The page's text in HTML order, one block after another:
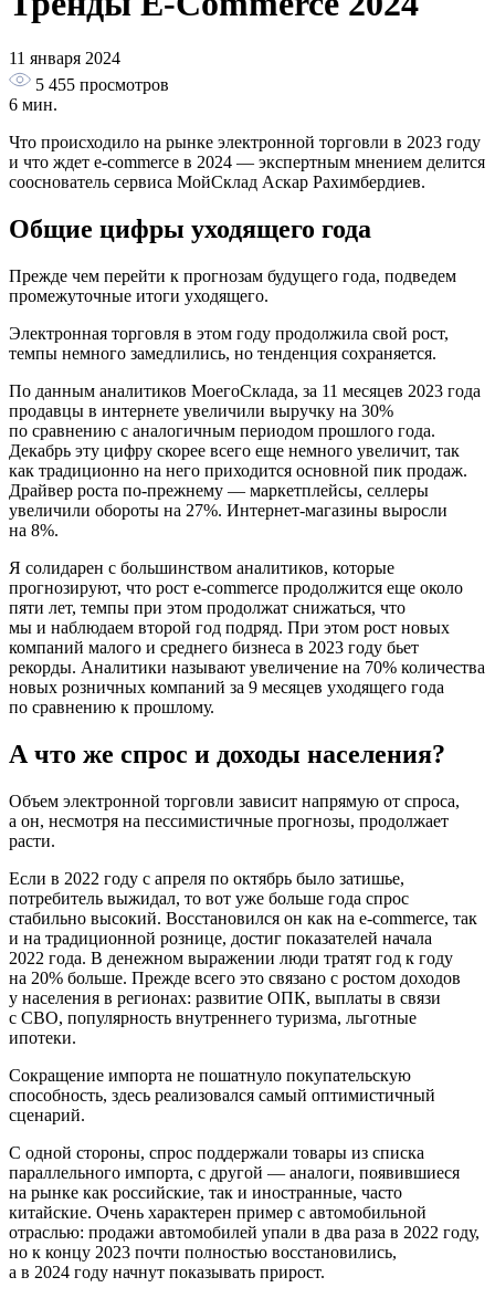
11 января 2024
5 455 просмотров
6 мин.
Что происходило на рынке электронной торговли в 2023 году
и что ждет e‑commerce в 2024 — экспертным мнением делится
сооснователь сервиса МойСклад Аскар Рахимбердиев.
Общие цифры уходящего года
Прежде чем перейти к прогнозам будущего года, подведем
промежуточные итоги уходящего.
Электронная торговля в этом году продолжила свой рост,
темпы немного замедлились, но тенденция сохраняется.
По данным аналитиков МоегоСклада, за 11 месяцев 2023 года
продавцы в интернете увеличили выручку на 30%
по сравнению с аналогичным периодом прошлого года.
Декабрь эту цифру скорее всего еще немного увеличит, так
как традиционно на него приходится основной пик продаж.
Драйвер роста по‑прежнему — маркетплейсы, селлеры
увеличили обороты на 27%. Интернет‑магазины выросли
на 8%.
Я солидарен с большинством аналитиков, которые
прогнозируют, что рост e‑commerce продолжится еще около
пяти лет, темпы при этом продолжат снижаться, что
мы и наблюдаем второй год подряд. При этом рост новых
компаний малого и среднего бизнеса в 2023 году бьет
рекорды. Аналитики называют увеличение на 70% количества
новых розничных компаний за 9 месяцев уходящего года
по сравнению к прошлому.
А что же спрос и доходы населения?
Объем электронной торговли зависит напрямую от спроса,
а он, несмотря на пессимистичные прогнозы, продолжает
расти.
Если в 2022 году с апреля по октябрь было затишье,
потребитель выжидал, то вот уже больше года спрос
стабильно высокий. Восстановился он как на e‑commerce, так
и на традиционной рознице, достиг показателей начала
2022 года. В денежном выражении люди тратят год к году
на 20% больше. Прежде всего это связано с ростом доходов
у населения в регионах: развитие ОПК, выплаты в связи
с СВО, популярность внутреннего туризма, льготные
ипотеки.
Сокращение импорта не пошатнуло покупательскую
способность, здесь реализовался самый оптимистичный
сценарий.
С одной стороны, спрос поддержали товары из списка
параллельного импорта, с другой — аналоги, появившиеся
на рынке как российские, так и иностранные, часто
китайские. Очень характерен пример с автомобильной
отраслью: продажи автомобилей упали в два раза в 2022 году,
но к концу 2023 почти полностью восстановились,
а в 2024 году начнут показывать прирост.